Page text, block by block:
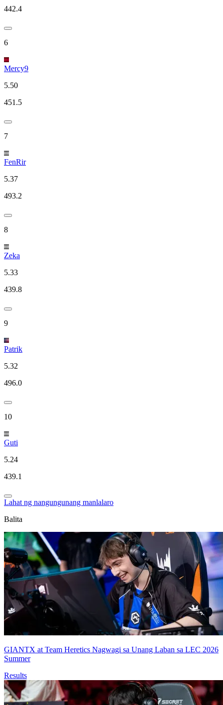
442.4
6
Mercy9
5.50
451.5
7
FenRir
5.37
493.2
8
Zeka
5.33
439.8
9
Patrik
5.32
496.0
10
Guti
5.24
439.1
Lahat ng nangungunang manlalaro
Balita
GIANTX at Team Heretics Nagwagi sa Unang Laban sa LEC 2026
Summer
Results